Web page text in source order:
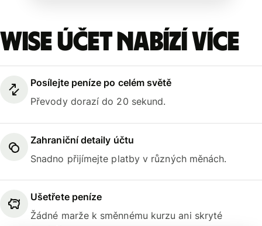
Wise účet nabízí více
Posílejte peníze po celém světě
Převody dorazí do 20 sekund.
Zahraniční detaily účtu
Snadno přijímejte platby v různých měnách.
Ušetřete peníze
Žádné marže k směnnému kurzu ani skryté